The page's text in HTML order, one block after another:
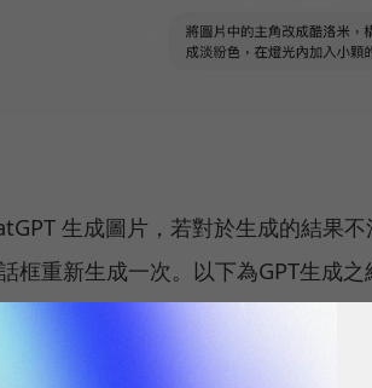
生成圖片，若對於生成的結果
框重新生成一次。以下為GPT生成之